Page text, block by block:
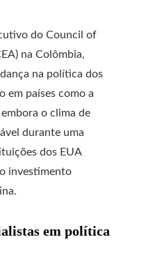
do Council of
na Colômbia,
na política dos
em países como a
o clima de
durante uma
dos EUA
investimento
em política